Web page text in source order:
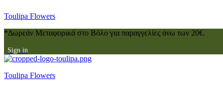
Toulipa Flowers
*Δωρεάν Μεταφορικά στο Βόλο για παραγγελίες άνω των 20€.
Sign in
Menu
Toulipa Flowers